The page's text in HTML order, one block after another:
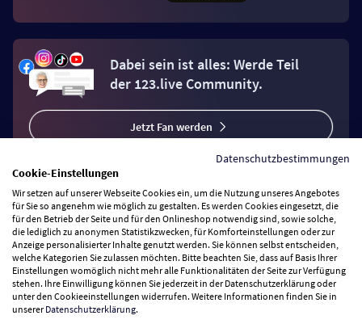
Dabei sein ist alles: Werde Teil
der 123.live Community.
Jetzt Fan werden
Vertrag widerrufen
Zahlungsarten
Wir versenden mit
Datenschutzbestimmungen
Cookie-Einstellungen
Wir setzen auf unserer Webseite Cookies ein, um die Nutzung unseres Angebotes
für Sie so angenehm wie möglich zu gestalten. Es werden Cookies eingesetzt, die
für den Betrieb der Seite und für den Onlineshop notwendig sind, sowie solche,
die lediglich zu anonymen Statistikzwecken, für Komforteinstellungen oder zur
Anzeige personalisierter Inhalte genutzt werden. Sie können selbst entscheiden,
welche Kategorien Sie zulassen möchten. Bitte beachten Sie, dass auf Basis Ihrer
Einstellungen womöglich nicht mehr alle Funktionalitäten der Seite zur Verfügung
stehen. Ihre Einwilligung können Sie jederzeit in der Datenschutzerklärung oder
unter den Cookieeinstellungen widerrufen. Weitere Informationen finden Sie in
unsererDatenschutzerklärung.